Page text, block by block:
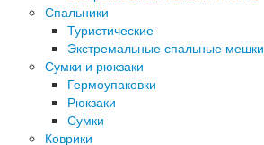
Спальники
Туристические
Экстремальные спальные мешки
Сумки и рюкзаки
Гермоупаковки
Рюкзаки
Сумки
Коврики